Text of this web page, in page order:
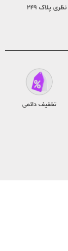
تخفیف دائمی